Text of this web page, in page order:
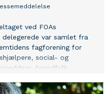
ved FOAs
var samlet fra
fagforening for
social- og
brandfolk,
faggrupper blandt